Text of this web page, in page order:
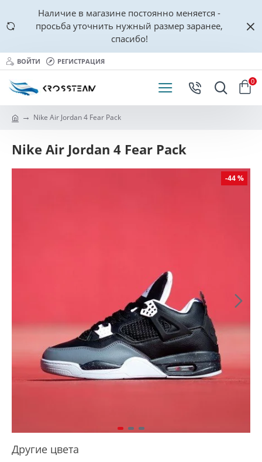
Наличие в магазине постоянно меняется -
просьба уточнить нужный размер заранее,
спасибо!
ВОЙТИ РЕГИСТРАЦИЯ
0
Nike Air Jordan 4 Fear Pack
Nike Air Jordan 4 Fear Pack
-44 %
Другие цвета